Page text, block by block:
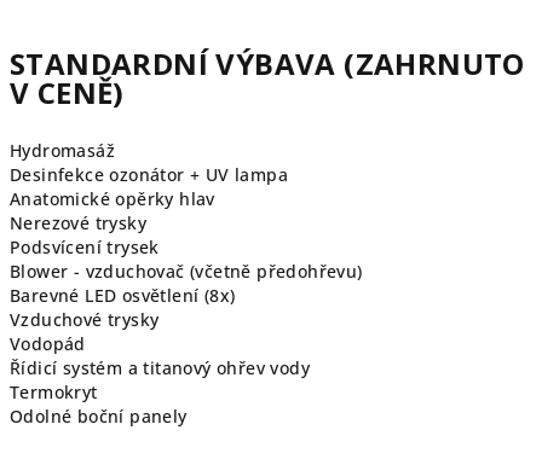
STANDARDNÍ VÝBAVA (ZAHRNUTO
V CENĚ)
Hydromasáž
Desinfekce ozonátor + UV lampa
Anatomické opěrky hlav
Nerezové trysky
Podsvícení trysek
Blower - vzduchovač (včetně předohřevu)
Barevné LED osvětlení (8x)
Vzduchové trysky
Vodopád
Řídicí systém a titanový ohřev vody
Termokryt
Odolné boční panely